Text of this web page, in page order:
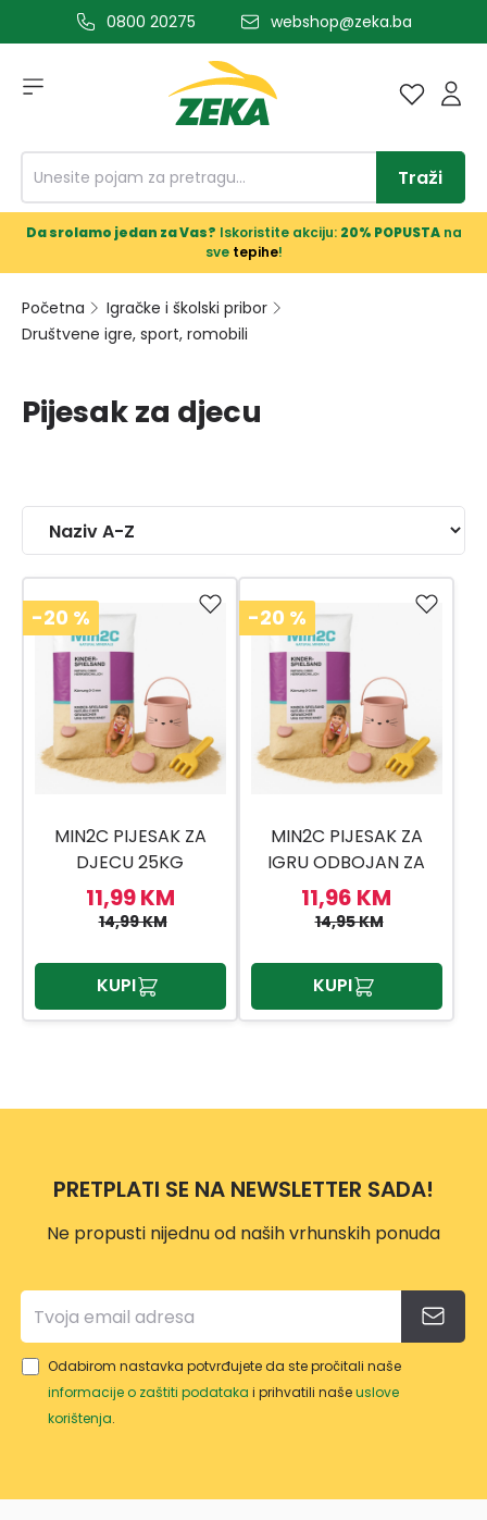
glavni sadržaj0800 20275 webshop@zeka.ba
Traži
Da srolamo jedan za Vas? Iskoristite akciju: 20% POPUSTAna
sve tepihe!
Početna
Igračke i školski pribor
Društvene igre, sport, romobili
Pijesak za djecu
-20 %
MIN2C PIJESAK ZA
DJECU 25KG
PRIRODNI
11,99 KM
14,99 KM
KUPI
-20 %
MIN2C PIJESAK ZA
IGRU ODBOJAN ZA
PSE I MAČKE 25KG
11,96 KM
14,95 KM
KUPI
PRETPLATI SE NA NEWSLETTER SADA!
Ne propusti nijednu od naših vrhunskih ponuda
Odabirom nastavka potvrđujete da ste pročitali naše
informacije o zaštiti podataka i prihvatili našeuslove
korištenja.